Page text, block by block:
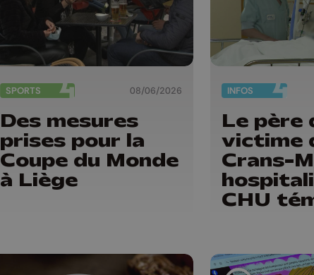
SPORTS 08/06/2026
Des mesures
prises pour la
Coupe du Monde
à Liège
INFOS
Le père
victime
Crans-
CHU